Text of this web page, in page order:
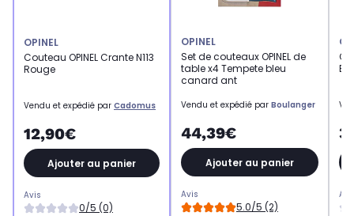
OPINEL
Couteau OPINEL Crante N113
Rouge
Vendu et expédié par Cadomus
12,90€
Ajouter au panier
Avis
0/5 (0)
OPINEL
Set de couteaux OPINEL de
table x4 Tempete bleu
canard ant
Vendu et expédié par Boulanger
44,39€
Ajouter au panier
Avis
5.0/5 (2)